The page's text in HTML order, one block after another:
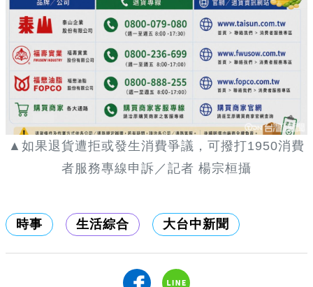
▲如果退貨遭拒或發生消費爭議，可撥打1950消費
者服務專線申訴／記者 楊宗桓攝
時事 生活綜合 大台中新聞